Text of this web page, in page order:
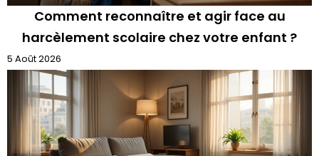
Comment reconnaître et agir face au
harcèlement scolaire chez votre enfant ?
5 Août 2026